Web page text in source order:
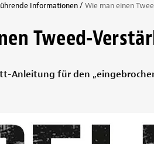
Informationen Wie man einen
Tweed-
Anleitung für den